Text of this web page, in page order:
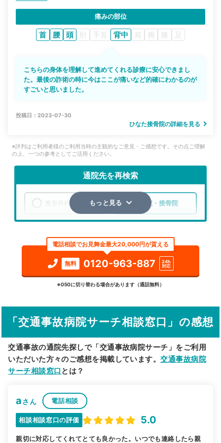
痛みの部位
首 腰 頭 肘 手首 背中 肩 腕 膝 足
こちらの身体を理解して進めてくれる診療に安心できまし
た。最後の詐術の時に今はここが痛いなど的確にわかるのが
すごいと思いました。
投稿日：2023-07-30
ひなた接骨院の詳細を見る
※評判はご利用者様のご利用当時の主観的なご意見・ご感想です。その点ご理解
の上、一つの参考としてご活用ください。
通院先を再検索
整形外科 整骨院・接骨院
検索する
詳細条件で絞り込む
駅から探す 院名から探す
もっと見る
電話相談でお見舞金最大20,000円が貰える
無料 0120-963-887
24h
対応
※050に切り替わる場合があります（通話無料）
「交通事故病院サーチ相談窓口」の感想
交通事故の通院先探しで「交通事故病院サーチ」をご利用
いただいた方々のご感想を掲載しています。交通事故病院
サーチ相談窓口 とは？
aさん 電話相談
相談相談窓口の評価 5.0
親切に対応してくれてとても良かった。いつでも連絡したら親